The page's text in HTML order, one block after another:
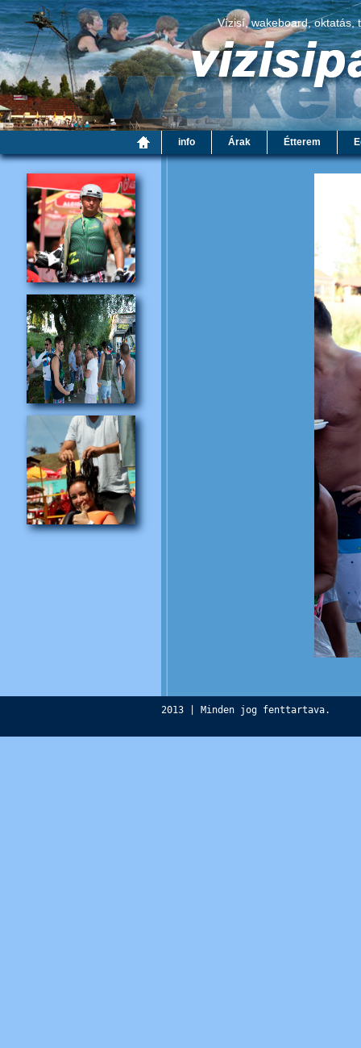
Vízisí, wakeboard, oktatás,
info Árak Étterem
2013 | Minden jog fenttartava.